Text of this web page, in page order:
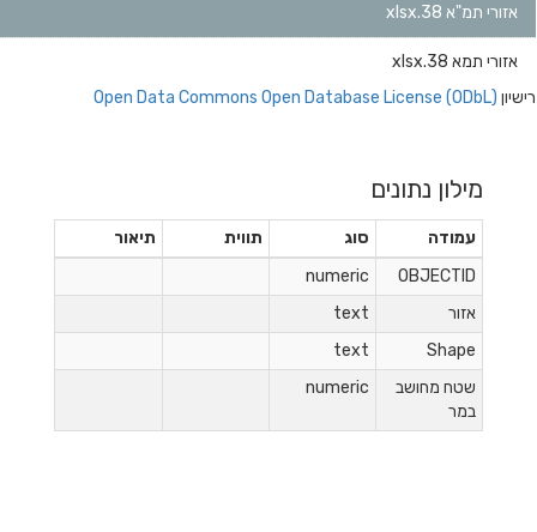
אזורי תמ"א 38.xlsx
אזורי תמא 38.xlsx
רישיון Open Data Commons Open Database License (ODbL)
מילון נתונים
עמודה סוג תווית
תיאור
OBJECTID
numeric
אזור
text
Shape
text
שטח מחושב
במר
numeric